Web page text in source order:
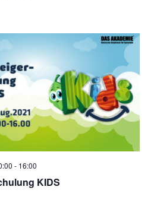
- 16:00
KIDS